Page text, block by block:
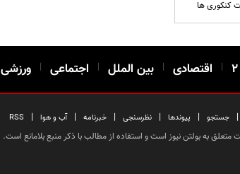
کنکوری ها
| اقتصادی | بین الملل | اجتماعی | ورزشی
| جستجو | پیوندها | نظرسنجی | خبرنامه | آب و هوا |
RSS
به بولتن نیوز است و استفاده از مطالب با ذکر منبع بلامانع است.